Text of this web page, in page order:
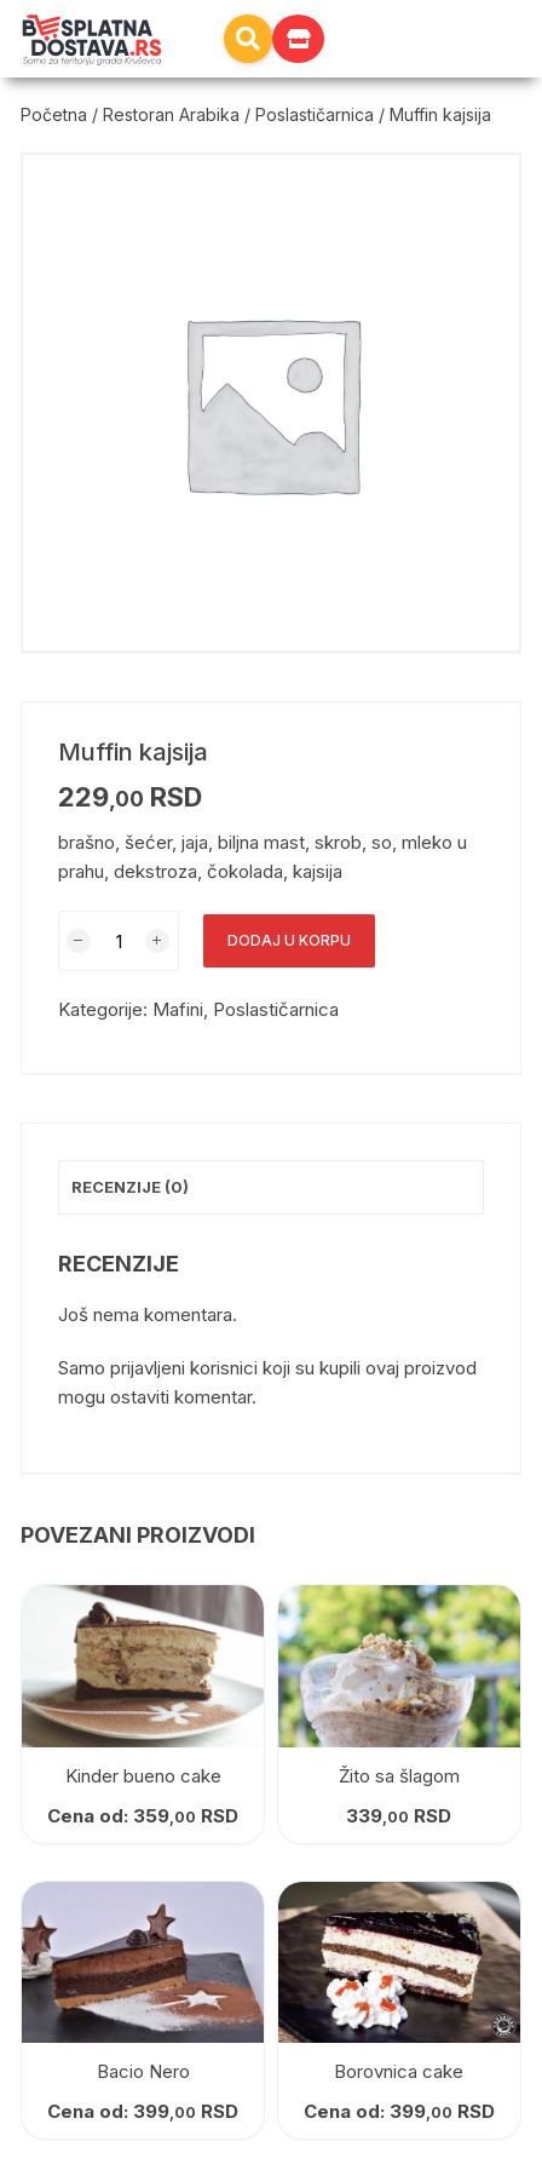
Početna /Restoran Arabika /Poslastičarnica / Muffin kajsija
Muffin kajsija
229 ,00 RSD
brašno, šećer, jaja, biljna mast, skrob, so, mleko u
prahu, dekstroza, čokolada, kajsija
DODAJ U KORPU
Kategorije: Mafini, Poslastičarnica
RECENZIJE (0)
RECENZIJE
Još nema komentara.
Samo prijavljeni korisnici koji su kupili ovaj proizvod
mogu ostaviti komentar.
POVEZANI PROIZVODI
Kinder bueno cake
Cena od: 359 ,00 RSD
Žito sa šlagom
339 ,00 RSD
Bacio Nero
Cena od: 399,00 RSD
Borovnica cake
Cena od: 399,00 RSD